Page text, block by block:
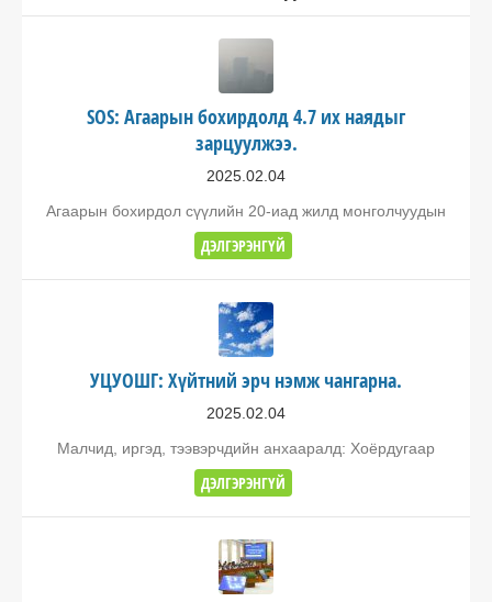
SOS: Агаарын бохирдолд 4.7 их наядыг
зарцуулжээ.
2025.02.04
Агаарын бохирдол сүүлийн 20-иад жилд монголчуудын
ДЭЛГЭРЭНГҮЙ
УЦУОШГ: Хүйтний эрч нэмж чангарна.
2025.02.04
Малчид, иргэд, тээвэрчдийн анхааралд: Хоёрдугаар
ДЭЛГЭРЭНГҮЙ